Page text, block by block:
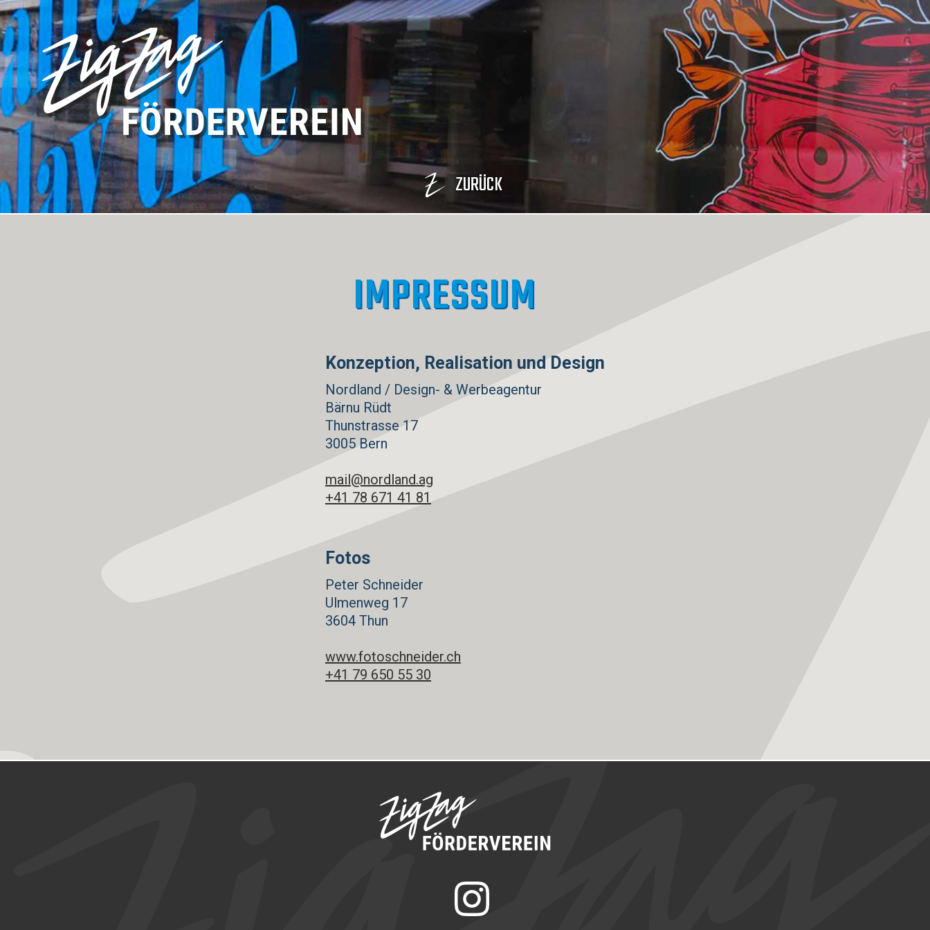
ZURÜCK
IMPRESSUM
Konzeption, Realisation und Design
Nordland / Design- & Werbeagentur
Bärnu Rüdt
Thunstrasse 17
3005 Bern
mail@nordland.ag
+41 78 671 41 81
Fotos
Peter Schneider
Ulmenweg 17
3604 Thun
www.fotoschneider.ch
+41 79 650 55 30